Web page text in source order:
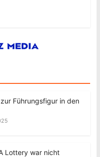
Führungsfigur in den
Lottery war nicht